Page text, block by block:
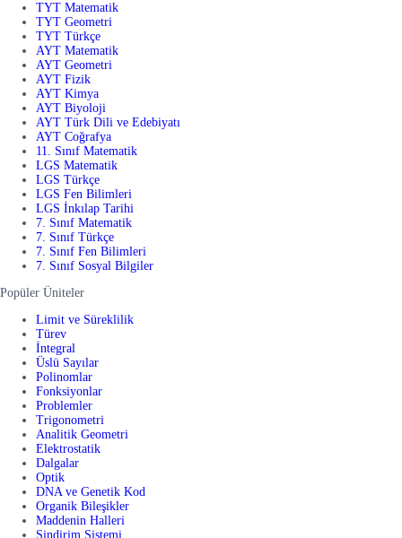
TYT Matematik
TYT Geometri
TYT Türkçe
AYT Matematik
AYT Geometri
AYT Fizik
AYT Kimya
AYT Biyoloji
AYT Türk Dili ve Edebiyatı
AYT Coğrafya
11. Sınıf Matematik
LGS Matematik
LGS Türkçe
LGS Fen Bilimleri
LGS İnkılap Tarihi
7. Sınıf Matematik
7. Sınıf Türkçe
7. Sınıf Fen Bilimleri
7. Sınıf Sosyal Bilgiler
Popüler Üniteler
Limit ve Süreklilik
Türev
İntegral
Üslü Sayılar
Polinomlar
Fonksiyonlar
Problemler
Trigonometri
Analitik Geometri
Elektrostatik
Dalgalar
Optik
DNA ve Genetik Kod
Organik Bileşikler
Maddenin Halleri
Sindirim Sistemi